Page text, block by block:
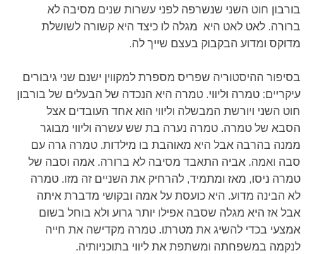
בורבון חוט השני שנשרפה לפני עשרות שנים מסיבה לא
ברורה. לאט לאט היא מגלה לו כיצד היא קשורה לשושלת
מדוקס ומדוע הבקבוק בעצם שייך לה.
בסיפור ההיסטוריה שפריס מספרת למקווין ישנם שני גיבורים
עיקריים: טמרה וליווי. טמרה היא הנכדה של הבעלים של בורבון
חוט השני ויורשת המבשלה וליווי הוא אחד העובדים אצל
הסבא של טמרה. טמרה נערה בת שש עשרה וליווי מבוגר
ממנה בהרבה אבל היא מאוהבת בו מילדות. טמרה גרה עם
סבה ואמה. אביה התאבד מסיבה לא ברורה. אמה וסבה של
טמרה ניסו, מאז ומתמיד, להרחיק את השניים זה מזו. טמרה
לא הבינה מדוע. היא כועסת על אמה ובקושי מדברת איתה
אבל אז היא מגלה שסבה אפילו יותר גרוע ולא בוחל בשום
אמצעי בכדי להשיג את מטרתו. טמרה מקדישה את חייה
לנקמה במשפחתה ומשתפת את ליווי בתוכניותיה.